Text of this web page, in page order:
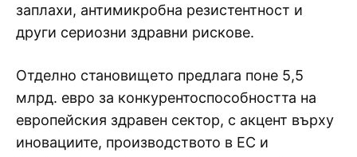
заплахи, антимикробна резистентност и
други сериозни здравни рискове.
Отделно становището предлага поне 5,5
млрд. евро за конкурентоспособността на
европейския здравен сектор, с акцент върху
иновациите, производството в ЕС и